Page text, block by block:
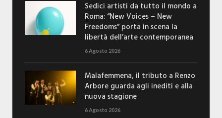
Sedici artisti da tutto il mondo a
Roma: “New Voices – New
Freedoms” porta in scena la
libertà dell’arte contemporanea
6 Agosto 2026
Malafemmena, il tributo a Renzo
Arbore guarda agli inediti e alla
nuova stagione
6 Agosto 2026